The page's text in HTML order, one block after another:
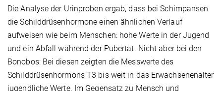
Die Analyse der Urinproben ergab, dass bei Schimpansen
die Schilddrüsenhormone einen ähnlichen Verlauf
aufweisen wie beim Menschen: hohe Werte in der Jugend
und ein Abfall während der Pubertät. Nicht aber bei den
Bonobos: Bei diesen zeigten die Messwerte des
Schilddrüsenhormons T3 bis weit in das Erwachsenenalter
jugendliche Werte. Im Gegensatz zu Mensch und